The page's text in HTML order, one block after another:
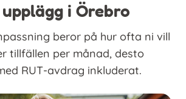
i Örebro
beror på hur ofta ni vill
tillfällen per månad, desto
RUT-avdrag inkluderat.